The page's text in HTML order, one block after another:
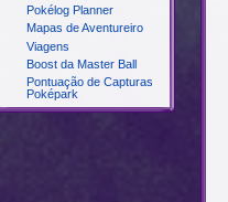
Pokélog Planner
Mapas de Aventureiro
Viagens
Boost da Master Ball
Pontuação de Capturas
Poképark